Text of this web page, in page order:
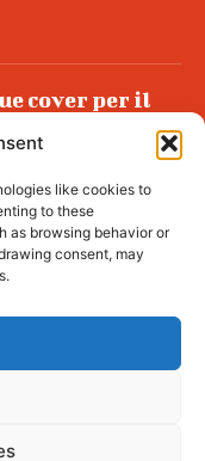
like cookies to
to these
as browsing behavior or
consent, may
cover per il
with
lifestyle,